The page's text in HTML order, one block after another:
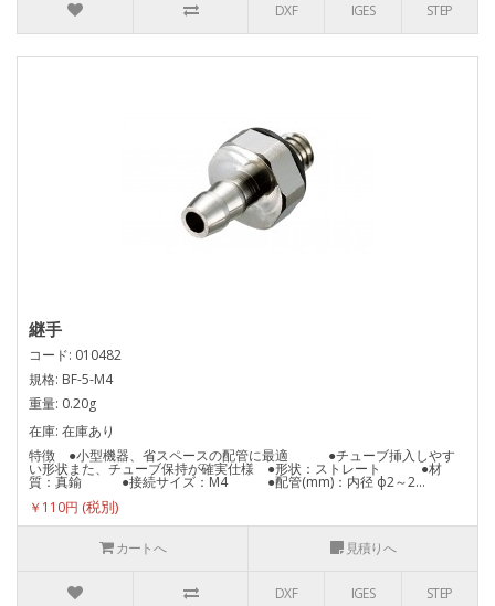
DXF IGES STEP
継手
コード: 010482
規格: BF-5-M4
重量: 0.20g
在庫: 在庫あり
特徴 ●小型機器、省スペースの配管に最適 ●チューブ挿入しやす
い形状また、チューブ保持が確実仕様 ●形状：ストレート ●材
質：真鍮 ●接続サイズ：M4 ●配管(mm)：内径 ф2～2...
￥110円
カートへ 見積りへ
DXF IGES STEP